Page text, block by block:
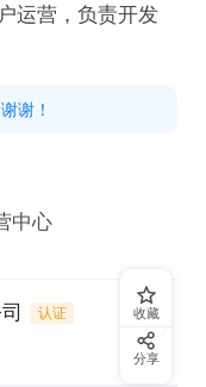
运营，负责开发
谢！
中心
认证 收藏
分享